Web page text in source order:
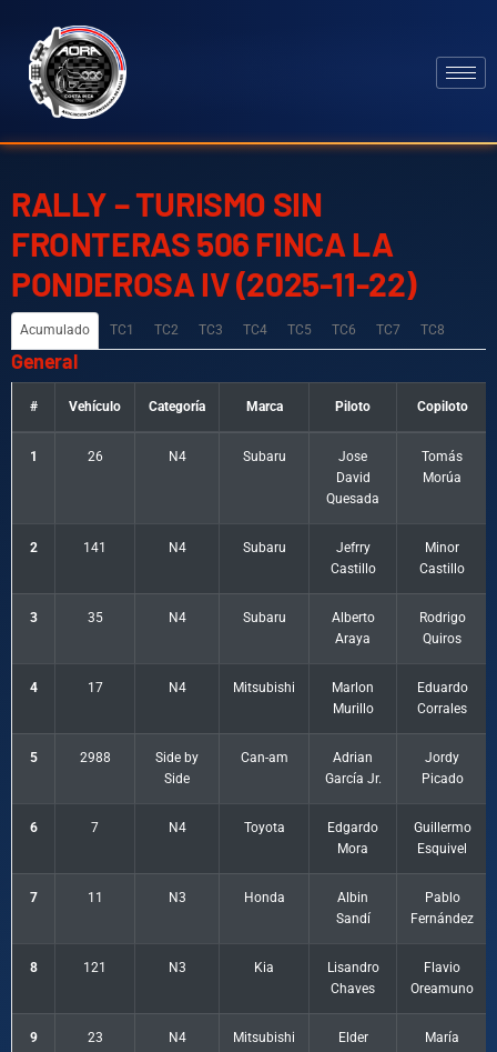
RALLY – TURISMO SIN
FRONTERAS 506 FINCA LA
PONDEROSA IV (2025-11-22)
Acumulado TC1 TC2 TC3 TC4 TC5 TC6 TC7 TC8
General
# Vehículo Categoría Marca Piloto Copiloto
1 26 N4 Subaru
Jose
David
Quesada
Tomás
Morúa
2 141 N4 Subaru
Jefrry
Castillo
Minor
Castillo
3 35 N4 Subaru
Alberto
Araya
Rodrigo
Quiros
4 17 N4 Mitsubishi
Marlon
Murillo
Eduardo
Corrales
5 2988
Side by
Side
Can-am
Adrian
García Jr.
Jordy
Picado
6 7 N4 Toyota
Edgardo
Mora
Guillermo
Esquivel
7 11 N3 Honda
Albin
Sandí
Pablo
Fernández
8 121 N3 Kia
Lisandro
Chaves
Flavio
Oreamuno
9 23 N4 Mitsubishi
Elder
María